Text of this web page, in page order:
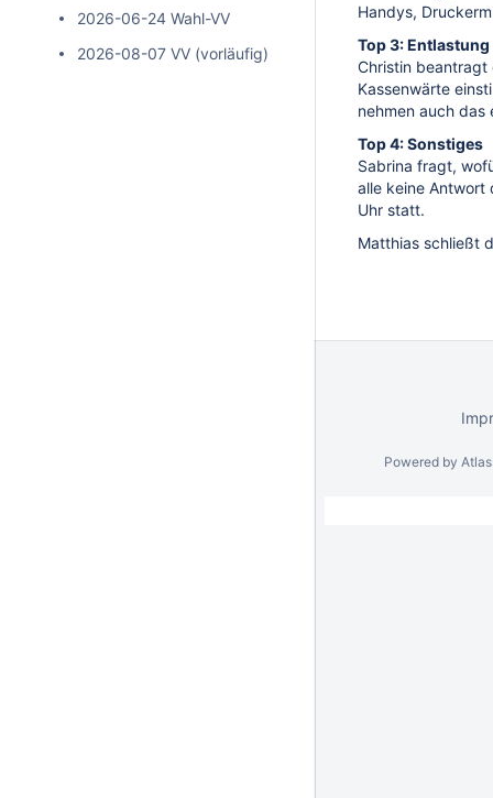
2026-06-24 Wahl-VV
2026-08-07 VV (vorläufig)
Handys,
Top 3: Entlastung
Christin beantragt
Kassenwärte
nehmen auch das
Top 4: Sonstiges
Sabrina fragt,
alle keine Antwort
Uhr statt.
Matthias schließt
Powered by